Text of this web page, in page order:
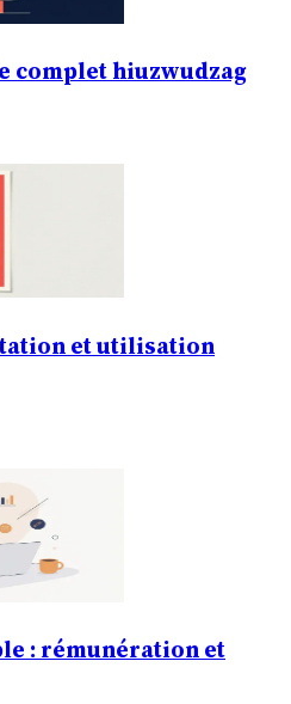
complet hiuzwudzag
et utilisation
: rémunération et